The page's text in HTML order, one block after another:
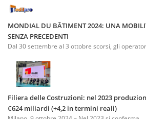
MONDIAL DU BÂTIMENT 2024: UNA
SENZA PRECEDENTI
Dal 30 settembre al 3 ottobre scorsi, gli
Filiera delle Costruzioni: nel 2023
€624 miliardi (+4,2 in termini reali)